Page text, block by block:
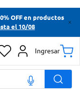
OFF en productos
el 10/08
Ingresar